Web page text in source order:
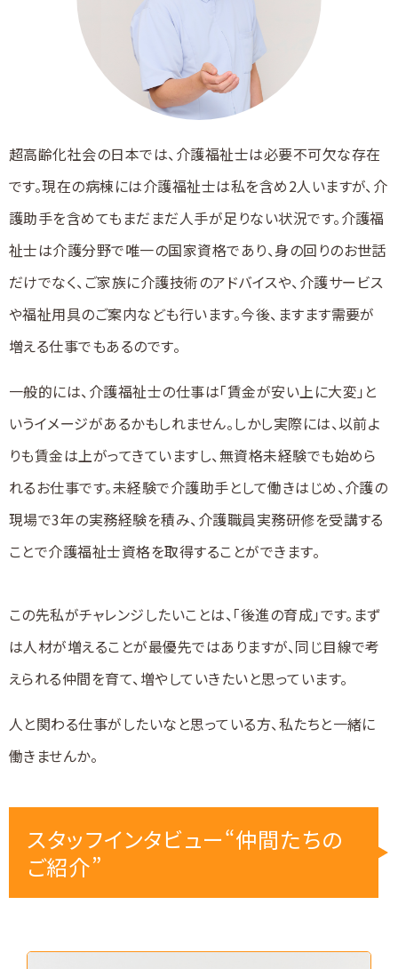
超高齢化社会の日本では、介護福祉士は必要不可欠な存在
です。現在の病棟には介護福祉士は私を含め2人いますが、介
護助手を含めてもまだまだ人手が足りない状況です。介護福
祉士は介護分野で唯一の国家資格であり、身の回りのお世話
だけでなく、ご家族に介護技術のアドバイスや、介護サービス
や福祉用具のご案内なども行います。今後、ますます需要が
増える仕事でもあるのです。
一般的には、介護福祉士の仕事は「賃金が安い上に大変」と
いうイメージがあるかもしれません。しかし実際には、以前よ
りも賃金は上がってきていますし、無資格未経験でも始めら
れるお仕事です。未経験で介護助手として働きはじめ、介護の
現場で3年の実務経験を積み、介護職員実務研修を受講する
ことで介護福祉士資格を取得することができます。
この先私がチャレンジしたいことは、「後進の育成」です。まず
は人材が増えることが最優先ではありますが、同じ目線で考
えられる仲間を育て、増やしていきたいと思っています。
人と関わる仕事がしたいなと思っている方、私たちと一緒に
働きませんか。
スタッフインタビュー“仲間たちの
ご紹介”